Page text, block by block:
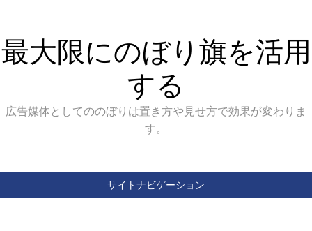
最大限にのぼり旗を活用
する
広告媒体としてののぼりは置き方や見せ方で効果が変わりま
す。
サイトナビゲーション